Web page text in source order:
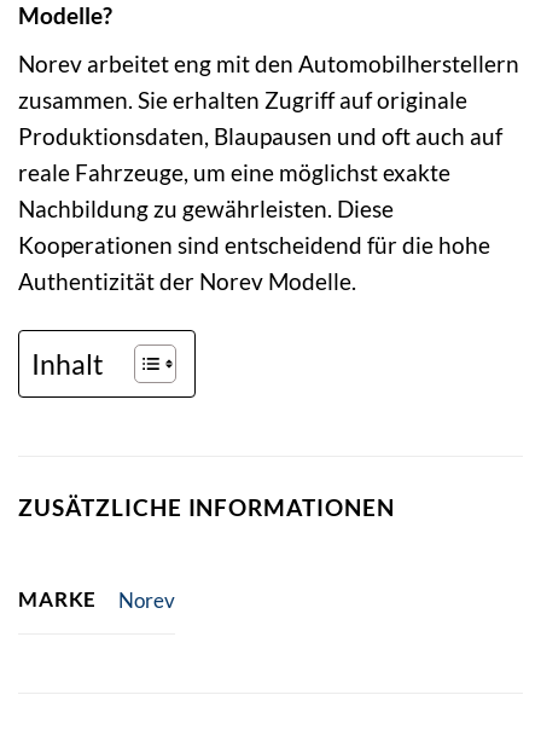
Modelle?
Norev arbeitet eng mit den Automobilherstellern
zusammen. Sie erhalten Zugriff auf originale
Produktionsdaten, Blaupausen und oft auch auf
reale Fahrzeuge, um eine möglichst exakte
Nachbildung zu gewährleisten. Diese
Kooperationen sind entscheidend für die hohe
Authentizität der Norev Modelle.
Inhalt
ZUSÄTZLICHE INFORMATIONEN
MARKE Norev